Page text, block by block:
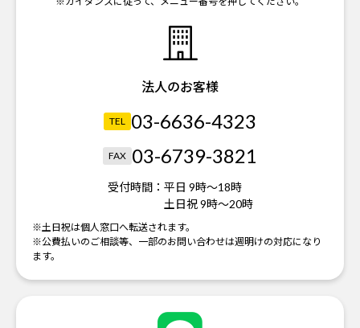
法人のお客様
TEL 03-6636-4323
FAX 03-6739-3821
受付時間： 平日 9時～18時
土日祝 9時～20時
※土日祝は個人窓口へ転送されます。
※公費払いのご相談等、一部のお問い合わせは週明けの対応になり
ます。